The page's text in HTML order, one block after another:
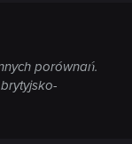
porównań.